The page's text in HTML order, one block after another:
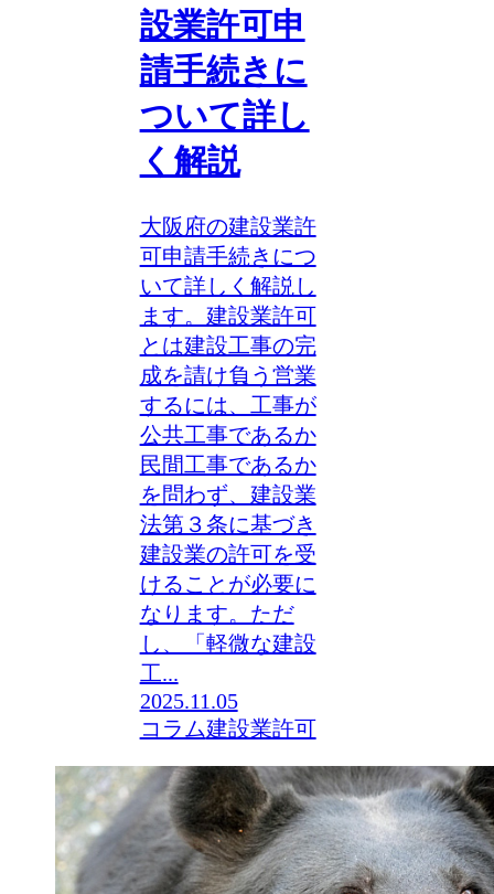
設業許可申
請手続きに
ついて詳し
く解説
大阪府の建設業許
可申請手続きにつ
いて詳しく解説し
ます。建設業許可
とは建設工事の完
成を請け負う営業
するには、工事が
公共工事であるか
民間工事であるか
を問わず、建設業
法第３条に基づき
建設業の許可を受
けることが必要に
なります。ただ
し、「軽微な建設
工...
2025.11.05
コラム建設業許可